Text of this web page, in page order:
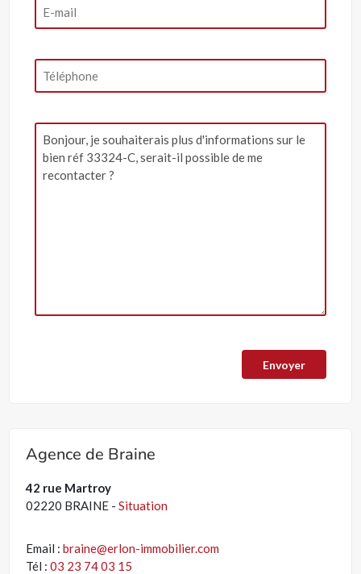
Agence de Braine
42 rue Martroy
02220 BRAINE -Situation
Email :braine@erlon-immobilier.com
Tél :03 23 74 03 15